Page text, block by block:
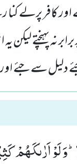
پرلے کنا رے
نہ پہنچتے
دلیل سے جئے
وَ لَوْ اَرٰىكَهُمْ